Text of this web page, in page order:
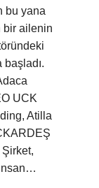
bu yana
bir ailenin
başladı.
UCK
Atilla
Şirket,